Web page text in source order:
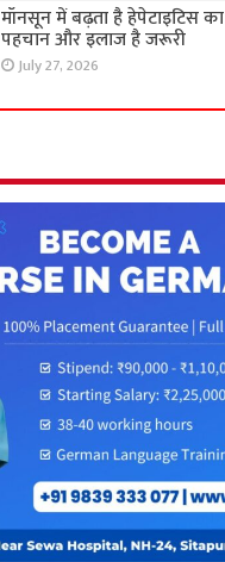
मॉनसून में बढ़ता है हेपेटाइटिस
पहचान और इलाज है जरूरी
July 27, 2026